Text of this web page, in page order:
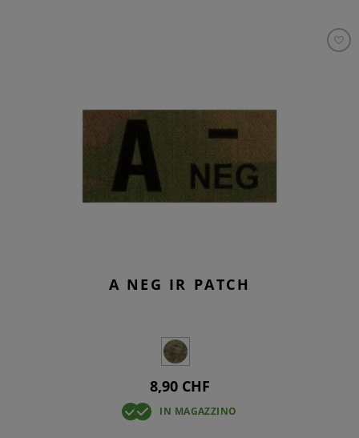
A NEG IR PATCH
8,90 CHF
IN MAGAZZINO